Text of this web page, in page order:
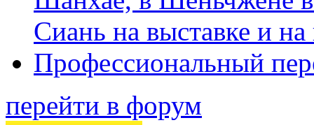
Сиань на выставке и
Профессиональный
перейти в форум